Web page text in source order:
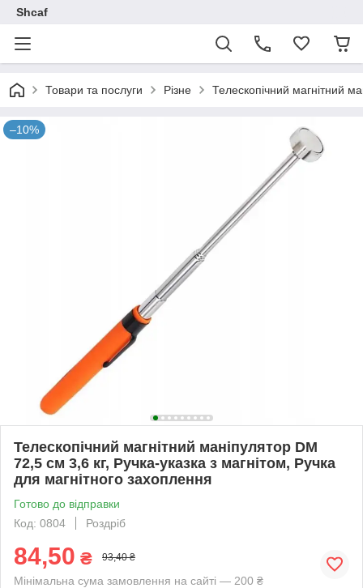
Shcaf
Товари та послуги Різне Телескопічний магнітний
–10%
Телескопічний магнітний маніпулятор DM
72,5 см 3,6 кг, Ручка-указка з магнітом, Ручка
для магнітного захоплення
Готово до відправки
Код: 0804
Роздріб
84,50 ₴ 93,40 ₴
Мінімальна сума замовлення на сайті — 200 ₴